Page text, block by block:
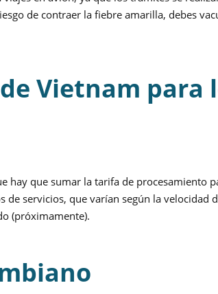
de contraer la fiebre amarilla, debes
Vietnam para
hay que sumar la tarifa de procesamiento
servicios, que varían según la velocidad
(próximamente).